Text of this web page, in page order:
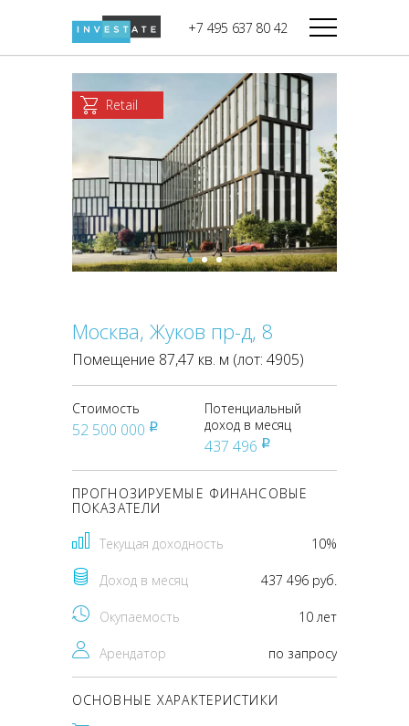
+7 495 637 80 42
Дикси
Верный
Мираторг
Магнолия
В башне
Башня Федерация-II
Башня Федерация-I
Восток
Город Столиц,
Северный блок
Город Столиц,
Южный блок
Retail
Москва, Жуков пр-д, 8
Помещение 87,47 кв. м (лот: 4905)
Стоимость
52 500 000 pуб
Потенциальный
доход в месяц
437 496 pуб
ПРОГНОЗИРУЕМЫЕ ФИНАНСОВЫЕ
ПОКАЗАТЕЛИ
Текущая доходность 10%
Доход в месяц 437 496 руб.
Окупаемость 10 лет
Арендатор по запросу
ОСНОВНЫЕ ХАРАКТЕРИСТИКИ